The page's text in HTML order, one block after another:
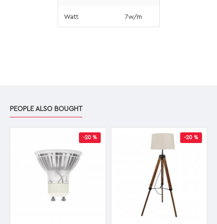
Watt 7w/m
PEOPLE ALSO BOUGHT
-20 % -20 %